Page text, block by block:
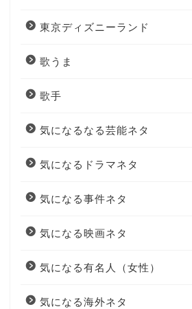
東京ディズニーランド
歌うま
歌手
気になるなる芸能ネタ
気になるドラマネタ
気になる事件ネタ
気になる映画ネタ
気になる有名人（女性）
気になる海外ネタ